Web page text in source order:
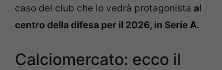
caso del club che lo vedrà protagonista al
centro della difesa per il 2026, in Serie A.
Calciomercato: ecco il